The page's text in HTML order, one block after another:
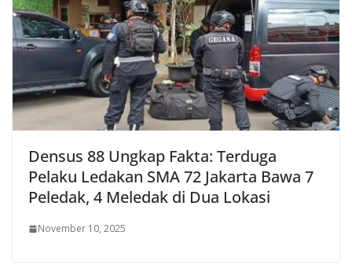
Densus 88 Ungkap Fakta: Terduga
Pelaku Ledakan SMA 72 Jakarta Bawa 7
Peledak, 4 Meledak di Dua Lokasi
November 10, 2025